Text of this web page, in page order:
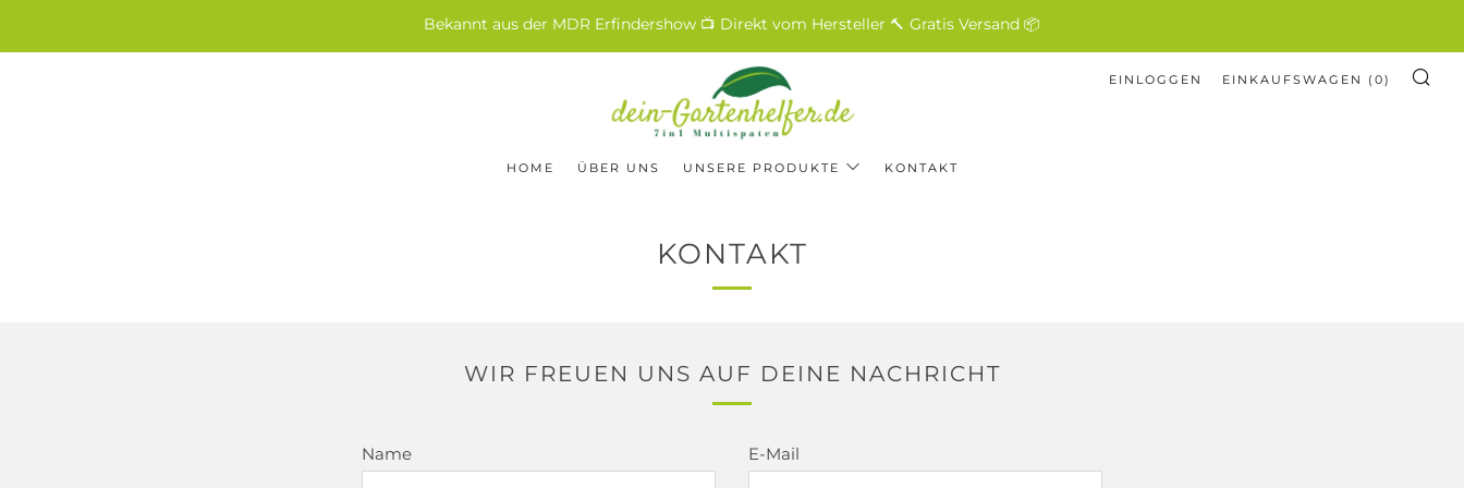
Bekannt aus der MDR Erfindershow 📺 Direkt vom Hersteller 🔨 Gratis Versand 📦
HOME ÜBER UNS UNSERE PRODUKTE KONTAKT
EINLOGGEN EINKAUFSWAGEN ( 0)
KONTAKT
WIR FREUEN UNS AUF DEINE NACHRICHT
Name E-Mail